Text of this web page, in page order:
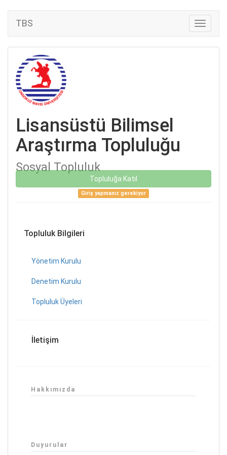
TBS
Lisansüstü Bilimsel
Araştırma Topluluğu
Sosyal Topluluk
Topluluğa Katıl
Giriş yapmanız gerekiyor
Topluluk Bilgileri
Yönetim Kurulu
Denetim Kurulu
Topluluk Üyeleri
İletişim
Hakkımızda
Duyurular